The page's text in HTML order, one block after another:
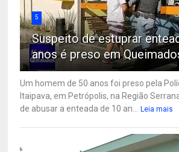
5
Suspeito de estuprar
anos é preso em
Um homem de 50 anos foi preso pela
Itaipava, em Petrópolis, na Região
de abusar a enteada de 10 an...
Leia mais